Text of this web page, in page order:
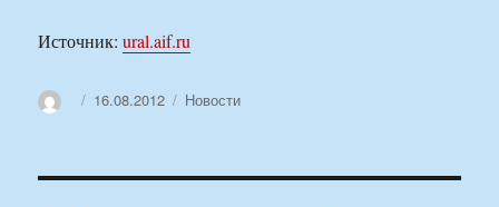
Источник:ural.aif.ru
АвторОпубликовано
16.08.2012 Рубрики
Новости